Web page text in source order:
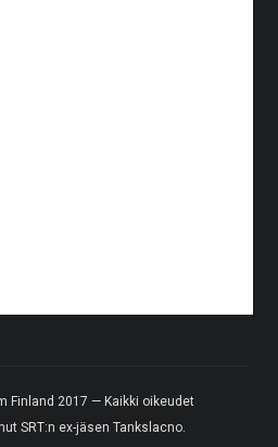
Finland 2017 — Kaikki oikeudet
SRT:n ex-jäsen Tankslacno.